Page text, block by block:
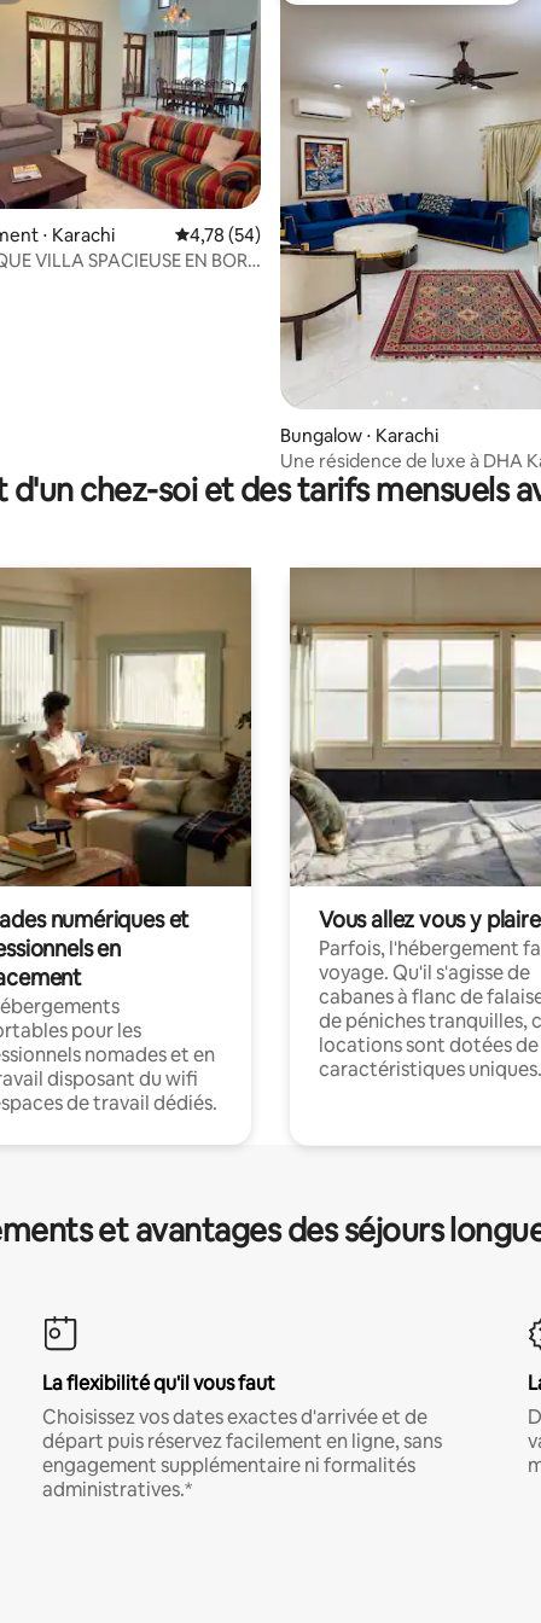
sur la base de 7 commentaires : 5 sur 5
⋅ Karachi Évaluation moyenne sur la base de 54
4,78 (54)
VILLA SPACIEUSE EN BORD
Bungalow ⋅ Karachi
Une résidence de luxe à DHA
chez-soi et des tarifs mensuels
numériques et
en
pour les
nomades et en
disposant du wifi
de travail dédiés.
Vous allez vous y plaire
Parfois, l'hébergement
voyage. Qu'il s'agisse de
cabanes à flanc de
de péniches tranquilles,
locations sont dotées de
caractéristiques uniques.
et avantages des séjours
La flexibilité qu'il vous faut
Choisissez vos dates exactes d'arrivée et de
départ puis réservez facilement en ligne, sans
engagement supplémentaire ni formalités
administratives.*